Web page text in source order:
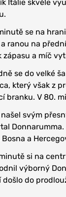
Itálie skvěle
se na
ranou na
zápasu a míč
se do velké
který však z
branku. V 80.
svým
Donnarumma.
Bosna a
si na
výborný
došlo do